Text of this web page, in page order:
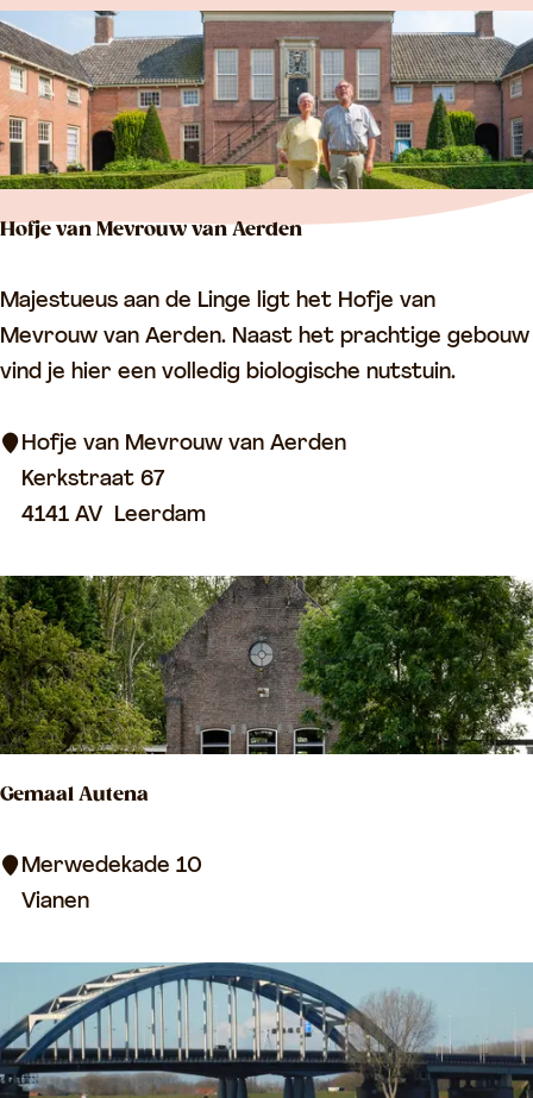
a
g
m
d
a
’
Hofje van Mevrouw van Aerden
H
o
f
e
M
e
v
r
o
w
a
d
e
Majestueus aan de Linge ligt het Hofje van
Mevrouw van Aerden. Naast het prachtige gebouw
vind je hier een volledig biologische nutstuin.
Hofje van Mevrouw van Aerden
Kerkstraat 67
4141 AV Leerdam
Gemaal Autena
G
l
A
Merwedekade 10
Vianen